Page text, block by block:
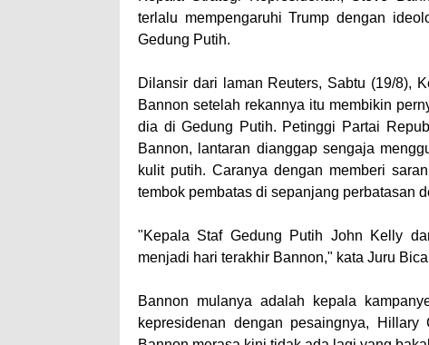
terlalu mempengaruhi Trump dengan
Gedung Putih.
Dilansir dari laman Reuters, Sabtu (19/8),
Bannon setelah rekannya itu membikin
dia di Gedung Putih. Petinggi Partai
Bannon, lantaran dianggap sengaja
kulit putih. Caranya dengan memberi
tembok pembatas di sepanjang perbatasan
"Kepala Staf Gedung Putih John Kelly
menjadi hari terakhir Bannon," kata Juru
Bannon mulanya adalah kepala
kepresidenan dengan pesaingnya,